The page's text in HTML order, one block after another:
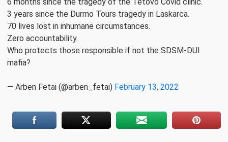
3 years since the Durmo Tours tragedy in Laskarca.
70 lives lost in inhumane circumstances.
Zero accountability.
Who protects those responsible if not the SDSM-DUI
mafia?
— Arben Fetai (@arben_fetai) February 13, 2022